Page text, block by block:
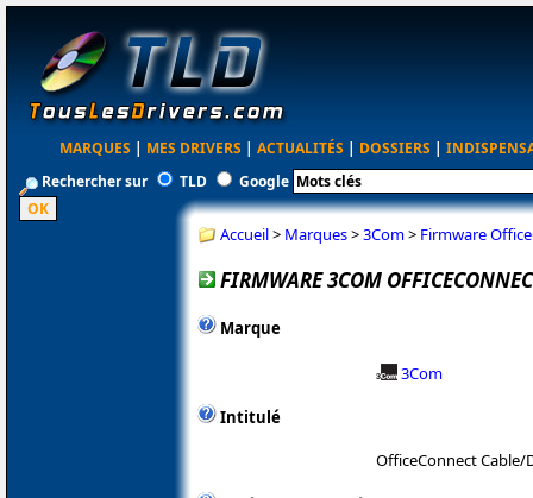
MARQUES | MES DRIVERS | ACTUALITÉS | DOSSIERS |
Rechercher sur
TLD Google
Accueil> Marques>3Com> Firmware
FIRMWARE 3COM
Marque
3Com
Intitulé
OfficeConnect Cable/